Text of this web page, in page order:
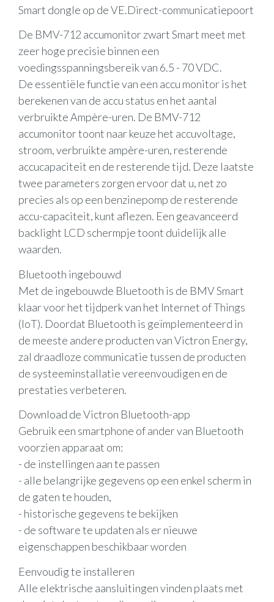
Smart dongle op de VE.Direct-communicatiepoort
De BMV-712 accumonitor zwart Smart meet met
zeer hoge precisie binnen een
voedingsspanningsbereik van 6.5 - 70 VDC.
De essentiële functie van een accu monitor is het
berekenen van de accu status en het aantal
verbruikte Ampère-uren. De BMV-712
accumonitor toont naar keuze het accuvoltage,
stroom, verbruikte ampère-uren, resterende
accucapaciteit en de resterende tijd. Deze laatste
twee parameters zorgen ervoor dat u, net zo
precies als op een benzinepomp de resterende
accu-capaciteit, kunt aflezen. Een geavanceerd
backlight LCD schermpje toont duidelijk alle
waarden.
Bluetooth ingebouwd
Met de ingebouwde Bluetooth is de BMV Smart
klaar voor het tijdperk van het Internet of Things
(IoT). Doordat Bluetooth is geïmplementeerd in
de meeste andere producten van Victron Energy,
zal draadloze communicatie tussen de producten
de systeeminstallatie vereenvoudigen en de
prestaties verbeteren.
Download de Victron Bluetooth-app
Gebruik een smartphone of ander van Bluetooth
voorzien apparaat om:
- de instellingen aan te passen
- alle belangrijke gegevens op een enkel scherm in
de gaten te houden,
- historische gegevens te bekijken
- de software te updaten als er nieuwe
eigenschappen beschikbaar worden
Eenvoudig te installeren
Alle elektrische aansluitingen vinden plaats met